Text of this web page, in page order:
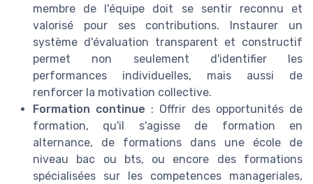
membre de l'équipe doit se sentir reconnu et
valorisé pour ses contributions. Instaurer un
système d'évaluation transparent et constructif
permet non seulement d'identifier les
performances individuelles, mais aussi de
renforcer la motivation collective.
Formation continue : Offrir des opportunités de
formation, qu'il s'agisse de formation en
alternance, de formations dans une école de
niveau bac ou bts, ou encore des formations
spécialisées sur les competences manageriales,